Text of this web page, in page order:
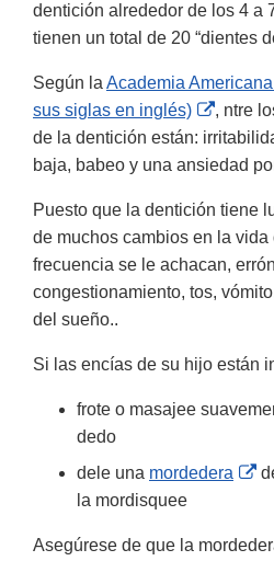
dentición alrededor de los 4 a
tienen un total de 20 “dientes
Según la Academia
sus siglas en inglés)
Link
, ntre
de la dentición están:
baja, babeo y una ansiedad
Puesto que la dentición tiene
de muchos cambios en la vida
frecuencia se le achacan,
congestionamiento, tos,
del sueño..
Si las encías de su hijo están
frote o masajee
dedo
dele una mordedera
la mordisquee
Asegúrese de que la